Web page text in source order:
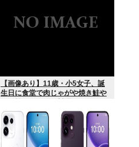
【画像あり】11歳・小5女子、誕
生日に食堂で肉じゃがや焼き鮭や
みたいに食べる